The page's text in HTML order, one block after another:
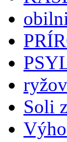
Soli